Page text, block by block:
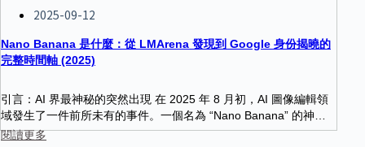
2025-09-12
Nano Banana 是什麼：從 LMArena 發現到 Google 身份揭曉的
完整時間軸 (2025)
引言：AI 界最神秘的突然出現 在 2025 年 8 月初，AI 圖像編輯領
域發生了一件前所未有的事件。一個名為 “Nano Banana” 的神秘 A
I 模型突然在 LMAr…
閱讀更多